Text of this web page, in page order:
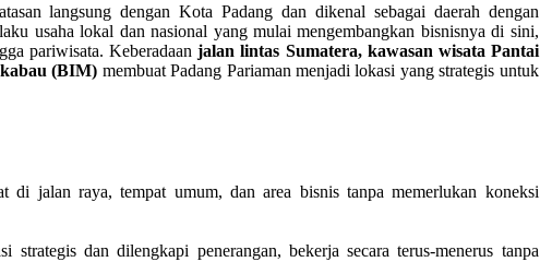
langsung dengan Kota Padang dan dikenal sebagai daerah dengan
usaha lokal dan nasional yang mulai mengembangkan bisnisnya di sini,
pariwisata. Keberadaanjalan lintas Sumatera, kawasan wisata Pantai
(BIM) membuat Padang Pariaman menjadi lokasi yang strategis untuk
di jalan raya, tempat umum, dan area bisnis tanpa memerlukan koneksi
dan dilengkapi penerangan, bekerja secara terus-menerus tanpa